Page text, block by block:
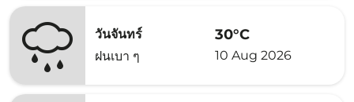
วันจันทร์
ฝนเบา ๆ
30°C
10 Aug 2026